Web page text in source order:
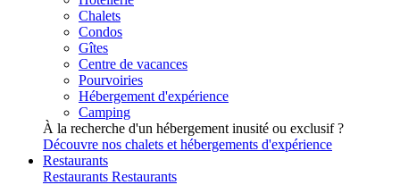
Chalets
Condos
Gîtes
Centre de vacances
Pourvoiries
Hébergement d'expérience
Camping
À la recherche d'un hébergement inusité ou exclusif ?
Découvre nos chalets et hébergements d'expérience
Restaurants
Restaurants Restaurants